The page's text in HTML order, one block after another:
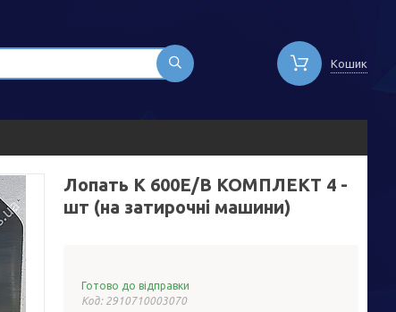
Кошик
Лопать К 600Е/В КОМПЛЕКТ 4 -
шт (на затирочні машини)
Готово до відправки
Код: 2910710003070